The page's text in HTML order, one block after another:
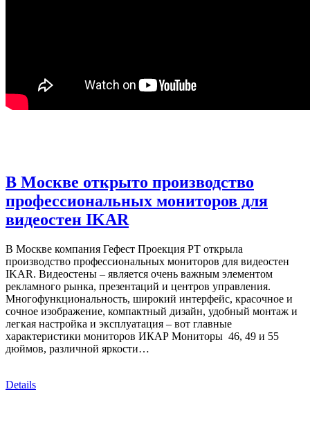
В Москве открыто производство
профессиональных мониторов для
видеостен IKAR
В Москве компания Гефест Проекция РТ открыла
производство профессиональных мониторов для видеостен
IKAR. Видеостены – является очень важным элементом
рекламного рынка, презентаций и центров управления.
Многофункциональность, широкий интерфейс, красочное и
сочное изображение, компактный дизайн, удобный монтаж и
легкая настройка и эксплуатация – вот главные
характеристики мониторов ИКАР Мониторы 46, 49 и 55
дюймов, различной яркости…
Details